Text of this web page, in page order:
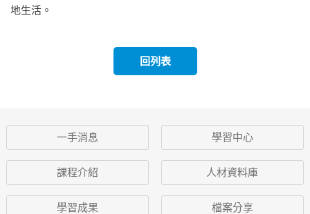
地生活。
回列表
一手消息 學習中心
課程介紹 人材資料庫
學習成果 檔案分享